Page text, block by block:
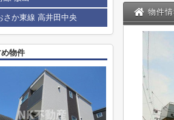
物件情
さか東線 高井田中央
物件